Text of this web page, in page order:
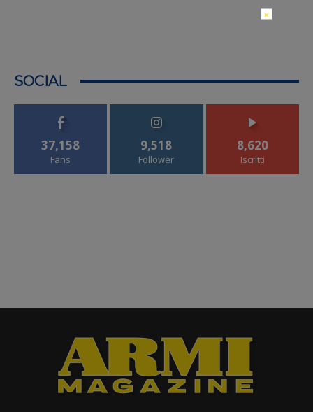
SOCIAL
37,158
Fans
9,518
Follower
8,620
Iscritti
×